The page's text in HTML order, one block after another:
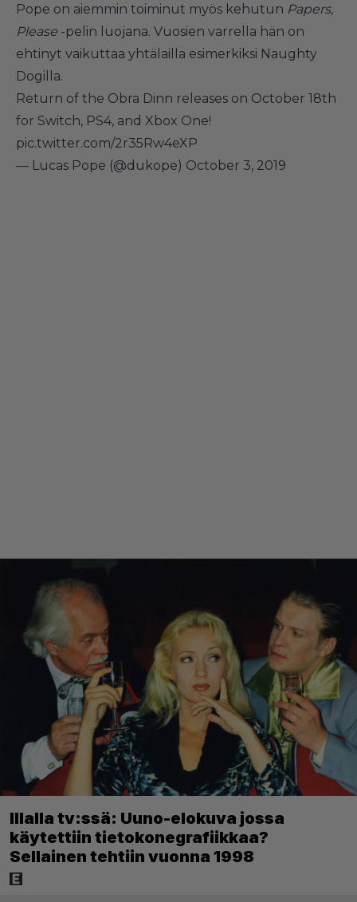
Pope on aiemmin toiminut myös kehutun Papers,
Please -pelin luojana. Vuosien varrella hän on
ehtinyt vaikuttaa yhtälailla esimerkiksi Naughty
Dogilla.
Return of the Obra Dinn releases on October 18th
for Switch, PS4, and Xbox One!
pic.twitter.com/2r35Rw4eXP
— Lucas Pope (@dukope) October 3, 2019
Illalla tv:ssä: Uuno-elokuva jossa
käytettiin tietokonegrafiikkaa?
Sellainen tehtiin vuonna 1998